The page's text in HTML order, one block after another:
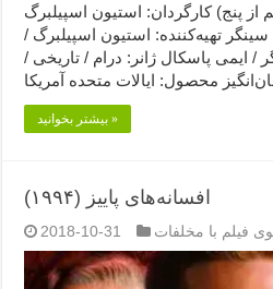
از پنج) کارگردان: استیون اسپیلبرگ
تهیه‌کننده: استیون اسپیلبرگ /
/ ایمی پاسکال ژانر: درام / تاریخی /
بیشتر بخوانید »
افسانه‌های پاییز (۱۹۹۴)
2018-10-31 فیلم با مخلفات